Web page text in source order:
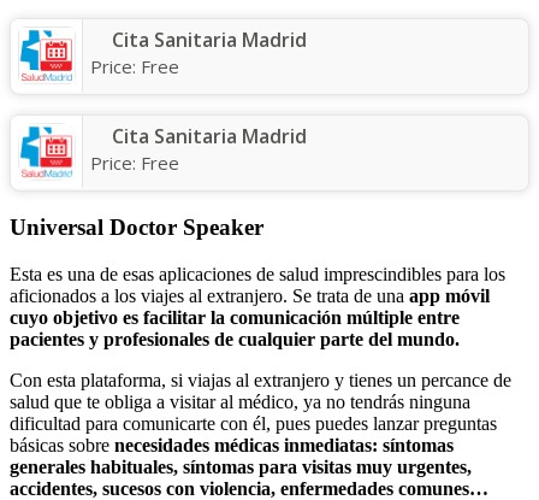
Cita Sanitaria Madrid
Price: Free
Cita Sanitaria Madrid
Price: Free
Universal Doctor Speaker
Esta es una de esas aplicaciones de salud imprescindibles para los
aficionados a los viajes al extranjero. Se trata de una app móvil
cuyo objetivo es facilitar la comunicación múltiple entre
pacientes y profesionales de cualquier parte del mundo.
Con esta plataforma, si viajas al extranjero y tienes un percance de
salud que te obliga a visitar al médico, ya no tendrás ninguna
dificultad para comunicarte con él, pues puedes lanzar preguntas
básicas sobre necesidades médicas inmediatas: síntomas
generales habituales, síntomas para visitas muy urgentes,
accidentes, sucesos con violencia, enfermedades comunes…